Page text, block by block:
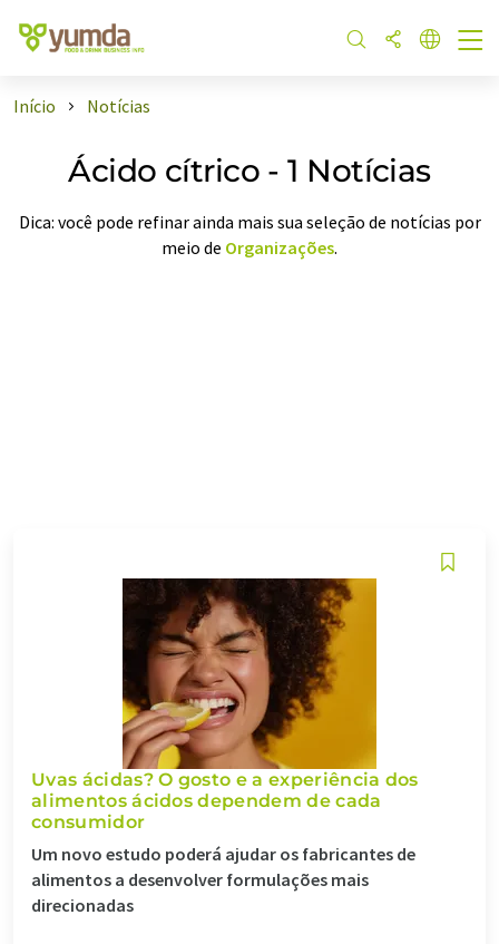
Início Notícias
Ácido cítrico - 1 Notícias
Dica: você pode refinar ainda mais sua seleção de notícias por
meio de Organizações.
Uvas ácidas? O gosto e a experiência dos
alimentos ácidos dependem de cada
consumidor
Um novo estudo poderá ajudar os fabricantes de
alimentos a desenvolver formulações mais
direcionadas